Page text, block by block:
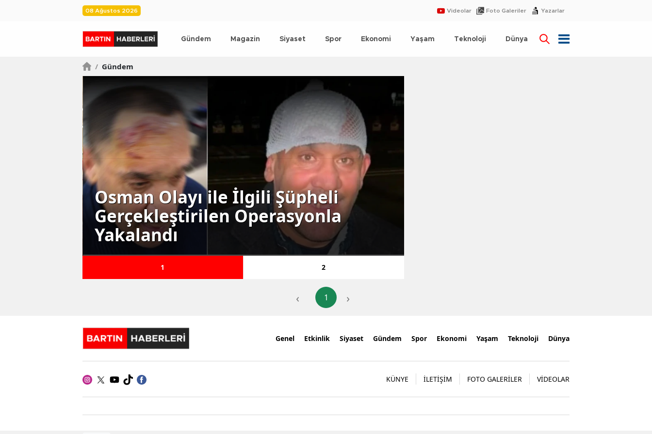
08 Ağustos 2026 Videolar Foto Galeriler Yazarlar
Gündem Magazin Siyaset Spor Ekonomi Yaşam Teknoloji Dünya
/ Gündem
Osman Olayı ile İlgili Şüpheli
Gerçekleştirilen Operasyonla
Yakalandı
1 2
‹ 1 ›
Genel Etkinlik Siyaset Gündem Spor Ekonomi Yaşam Teknoloji Dünya
KÜNYE İLETİŞİM FOTO GALERİLER VİDEOLAR